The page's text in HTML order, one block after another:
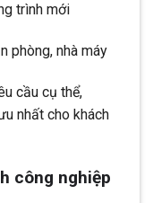
trình mới
phòng, nhà máy
cầu cụ thể,
nhất cho khách
công nghiệp